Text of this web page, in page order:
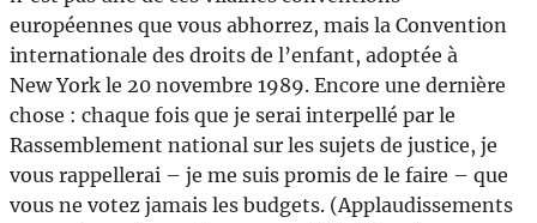
européennes que vous abhorrez, mais la Convention
internationale des droits de l’enfant, adoptée à
New York le 20 novembre 1989. Encore une dernière
chose : chaque fois que je serai interpellé par le
Rassemblement national sur les sujets de justice, je
vous rappellerai – je me suis promis de le faire – que
vous ne votez jamais les budgets. (Applaudissements